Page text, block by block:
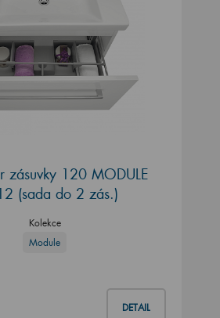
zásuvky 120 MODULE
(sada do 2 zás.)
Kolekce
Module
DETAIL